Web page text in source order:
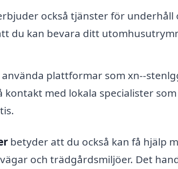
också tjänster för underhåll
du kan bevara ditt
plattformar som xn--
med lokala specialister
betyder att du också kan få hjälp
och trädgårdsmiljöer. Det